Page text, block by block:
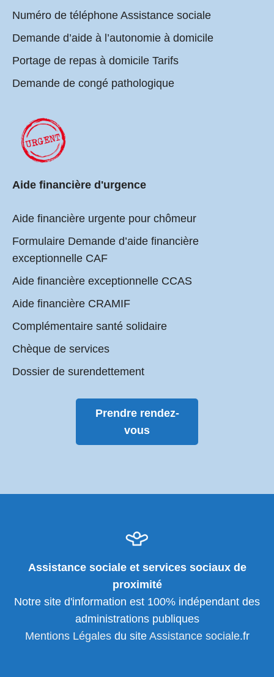
Numéro de téléphone Assistance sociale
Demande d’aide à l’autonomie à domicile
Portage de repas à domicile Tarifs
Demande de congé pathologique
Aide financière d'urgence
Aide financière urgente pour chômeur
Formulaire Demande d’aide financière
exceptionnelle CAF
Aide financière exceptionnelle CCAS
Aide financière CRAMIF
Complémentaire santé solidaire
Chèque de services
Dossier de surendettement
Prendre rendez-
vous
Assistance sociale et services sociaux de
proximité
Notre site d'information est 100% indépendant des
administrations publiques
Mentions Légalesdu site Assistance sociale.fr